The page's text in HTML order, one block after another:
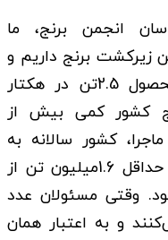
انجمن برنج، ما
هکتار زمین زیرکشت برنج داریم و
به‌طور متوسط میزان برداشت محصول 2.5تن در هکتار
کشور کمی بیش از
کشور سالانه به
3.3میلیون تن برنج نیاز دارد که حداقل 1.6میلیون تن از
وقتی مسئولان عدد
و به اعتبار همان